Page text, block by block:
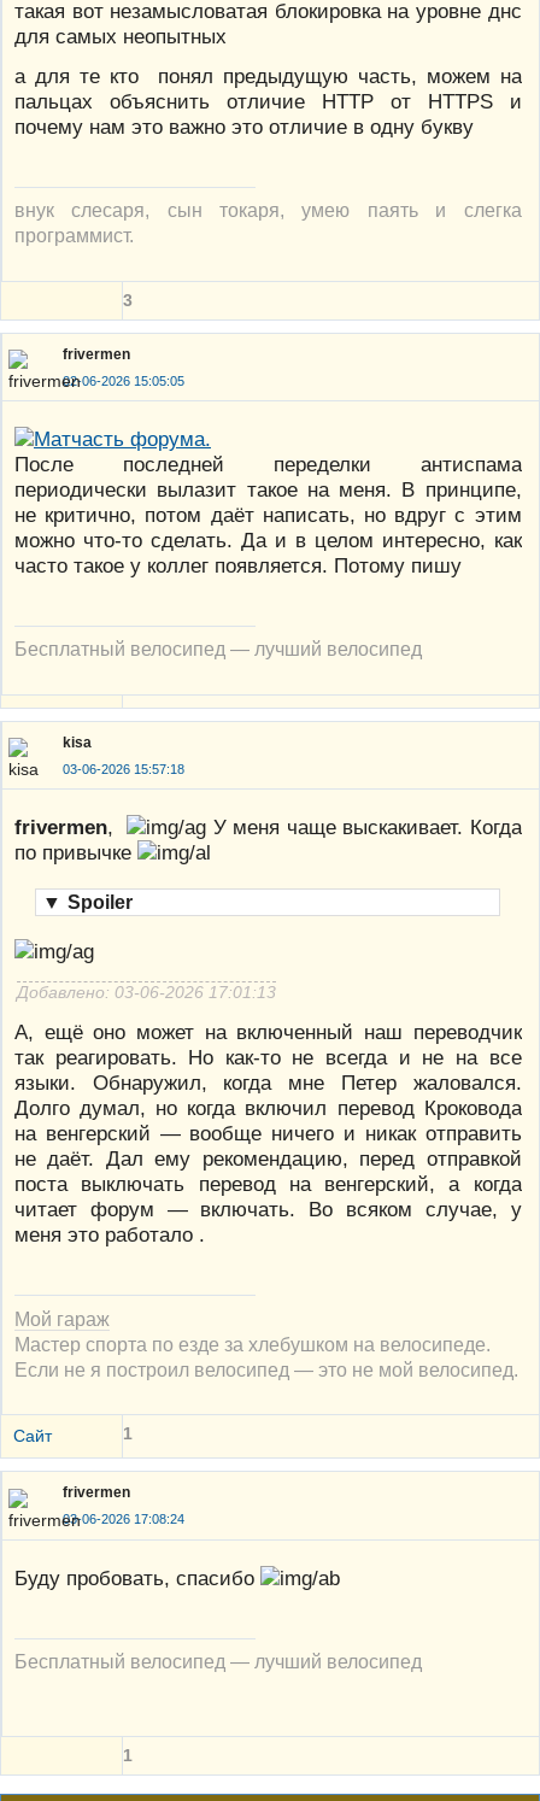
такая вот незамысловатая блокировка на уровне днс
для самых неопытных
а для те кто понял предыдущую часть, можем на
пальцах объяснить отличие HTTP от HTTPS и
почему нам это важно это отличие в одну букву
внук слесаря, сын токаря, умею паять и слегка
программист.
3
frivermen
02-06-2026 15:05:05
После последней переделки антиспама
периодически вылазит такое на меня. В принципе,
не критично, потом даёт написать, но вдруг с этим
можно что-то сделать. Да и в целом интересно, как
часто такое у коллег появляется. Потому пишу
Бесплатный велосипед — лучший велосипед
kisa
03-06-2026 15:57:18
frivermen,
У меня чаще выскакивает. Когда
по привычке
▼ Spoiler
Добавлено: 03-06-2026 17:01:13
А, ещё оно может на включенный наш переводчик
так реагировать. Но как-то не всегда и не на все
языки. Обнаружил, когда мне Петер жаловался.
Долго думал, но когда включил перевод Кроковода
на венгерский — вообще ничего и никак отправить
не даёт. Дал ему рекомендацию, перед отправкой
поста выключать перевод на венгерский, а когда
читает форум — включать. Во всяком случае, у
меня это работало .
Мой гараж
Мастер спорта по езде за хлебушком на велосипеде.
Если не я построил велосипед — это не мой велосипед.
Сайт 1
frivermen
03-06-2026 17:08:24
Буду пробовать, спасибо
Бесплатный велосипед — лучший велосипед
1